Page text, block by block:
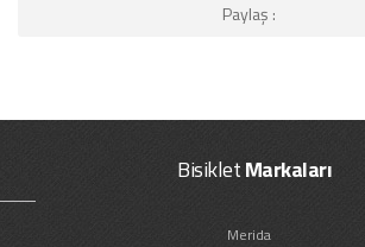
Paylaş :
BisikletMarkaları
Merida